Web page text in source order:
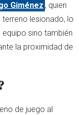
Giménez , quien
lesionado, lo
sino también
la proximidad de
de juego al